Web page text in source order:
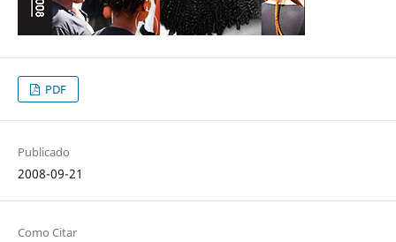
PDF
Publicado
2008-09-21
Como Citar